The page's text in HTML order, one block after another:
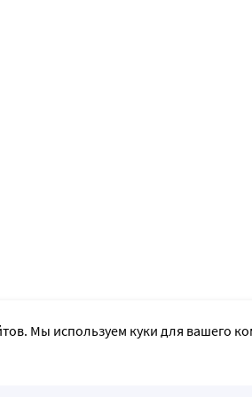
Мы используем куки для вашего